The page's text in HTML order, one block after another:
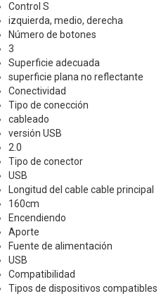
Control S
izquierda, medio, derecha
Número de botones
3
Superficie adecuada
superficie plana no reflectante
Conectividad
Tipo de conección
cableado
versión USB
2.0
Tipo de conector
USB
Longitud del cable cable principal
160cm
Encendiendo
Aporte
Fuente de alimentación
USB
Compatibilidad
Tipos de dispositivos compatibles